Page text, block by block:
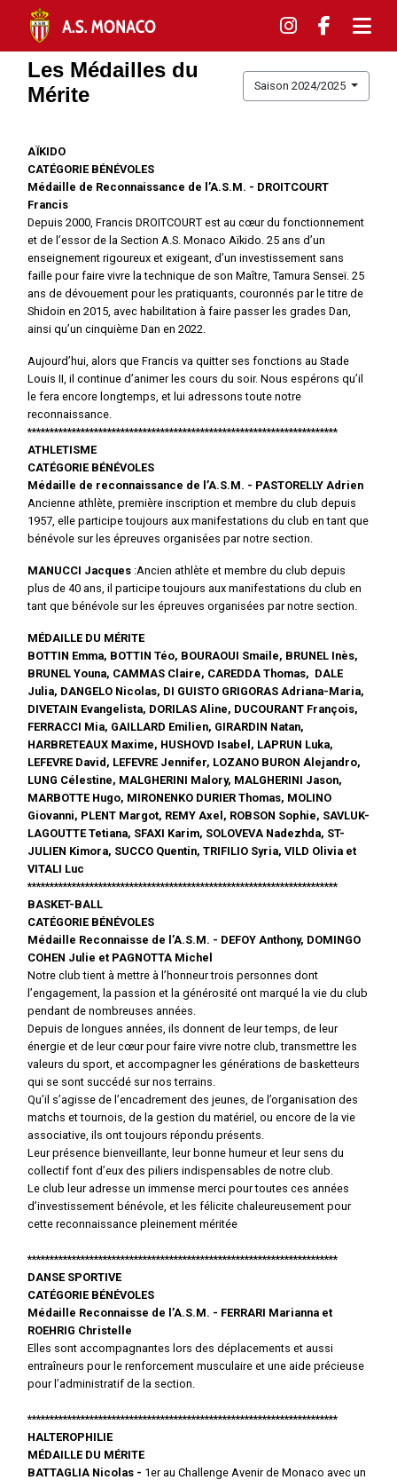
Les Médailles du
Mérite
Saison 2024/2025
AÏKIDO
CATÉGORIE BÉNÉVOLES
Médaille de Reconnaissance de l’A.S.M. - DROITCOURT
Francis
Depuis 2000, Francis DROITCOURT est au cœur du fonctionnement
et de l’essor de la Section A.S. Monaco Aïkido. 25 ans d’un
enseignement rigoureux et exigeant, d’un investissement sans
faille pour faire vivre la technique de son Maître, Tamura Senseï. 25
ans de dévouement pour les pratiquants, couronnés par le titre de
Shidoin en 2015, avec habilitation à faire passer les grades Dan,
ainsi qu’un cinquième Dan en 2022.
Aujourd’hui, alors que Francis va quitter ses fonctions au Stade
Louis II, il continue d’animer les cours du soir. Nous espérons qu’il
le fera encore longtemps, et lui adressons toute notre
reconnaissance.
**********************************************************************
ATHLETISME
CATÉGORIE BÉNÉVOLES
Médaille de reconnaissance de l’A.S.M. - PASTORELLY Adrien
Ancienne athlète, première inscription et membre du club depuis
1957, elle participe toujours aux manifestations du club en tant que
bénévole sur les épreuves organisées par notre section.
MANUCCI Jacques :Ancien athlète et membre du club depuis
plus de 40 ans, il participe toujours aux manifestations du club en
tant que bénévole sur les épreuves organisées par notre section.
MÉDAILLE DU MÉRITE
BOTTIN Emma, BOTTIN Téo, BOURAOUI Smaile, BRUNEL Inès,
BRUNEL Youna, CAMMAS Claire, CAREDDA Thomas, DALE
Julia, DANGELO Nicolas, DI GUISTO GRIGORAS Adriana-Maria,
DIVETAIN Evangelista, DORILAS Aline, DUCOURANT François,
FERRACCI Mia, GAILLARD Emilien, GIRARDIN Natan,
HARBRETEAUX Maxime, HUSHOVD Isabel, LAPRUN Luka,
LEFEVRE David, LEFEVRE Jennifer, LOZANO BURON Alejandro,
LUNG Célestine, MALGHERINI Malory, MALGHERINI Jason,
MARBOTTE Hugo, MIRONENKO DURIER Thomas, MOLINO
Giovanni, PLENT Margot, REMY Axel, ROBSON Sophie, SAVLUK-
LAGOUTTE Tetiana, SFAXI Karim, SOLOVEVA Nadezhda, ST-
JULIEN Kimora, SUCCO Quentin, TRIFILIO Syria, VILD Olivia et
VITALI Luc
**********************************************************************
BASKET-BALL
CATÉGORIE BÉNÉVOLES
Médaille Reconnaisse de l’A.S.M. - DEFOY Anthony, DOMINGO
COHEN Julie et PAGNOTTA Michel
Notre club tient à mettre à l’honneur trois personnes dont
l’engagement, la passion et la générosité ont marqué la vie du club
pendant de nombreuses années.
Depuis de longues années, ils donnent de leur temps, de leur
énergie et de leur cœur pour faire vivre notre club, transmettre les
valeurs du sport, et accompagner les générations de basketteurs
qui se sont succédé sur nos terrains.
Qu’il s’agisse de l’encadrement des jeunes, de l’organisation des
matchs et tournois, de la gestion du matériel, ou encore de la vie
associative, ils ont toujours répondu présents.
Leur présence bienveillante, leur bonne humeur et leur sens du
collectif font d’eux des piliers indispensables de notre club.
Le club leur adresse un immense merci pour toutes ces années
d’investissement bénévole, et les félicite chaleureusement pour
cette reconnaissance pleinement méritée
**********************************************************************
DANSE SPORTIVE
CATÉGORIE BÉNÉVOLES
Médaille Reconnaisse de l’A.S.M. - FERRARI Marianna et
ROEHRIG Christelle
Elles sont accompagnantes lors des déplacements et aussi
entraîneurs pour le renforcement musculaire et une aide précieuse
pour l’administratif de la section.
**********************************************************************
HALTEROPHILIE
MÉDAILLE DU MÉRITE
BATTAGLIA Nicolas - 1er au Challenge Avenir de Monaco avec un